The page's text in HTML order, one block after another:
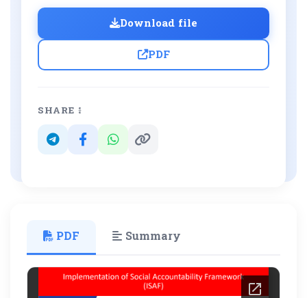
Download file
PDF
SHARE ៖
PDF Summary